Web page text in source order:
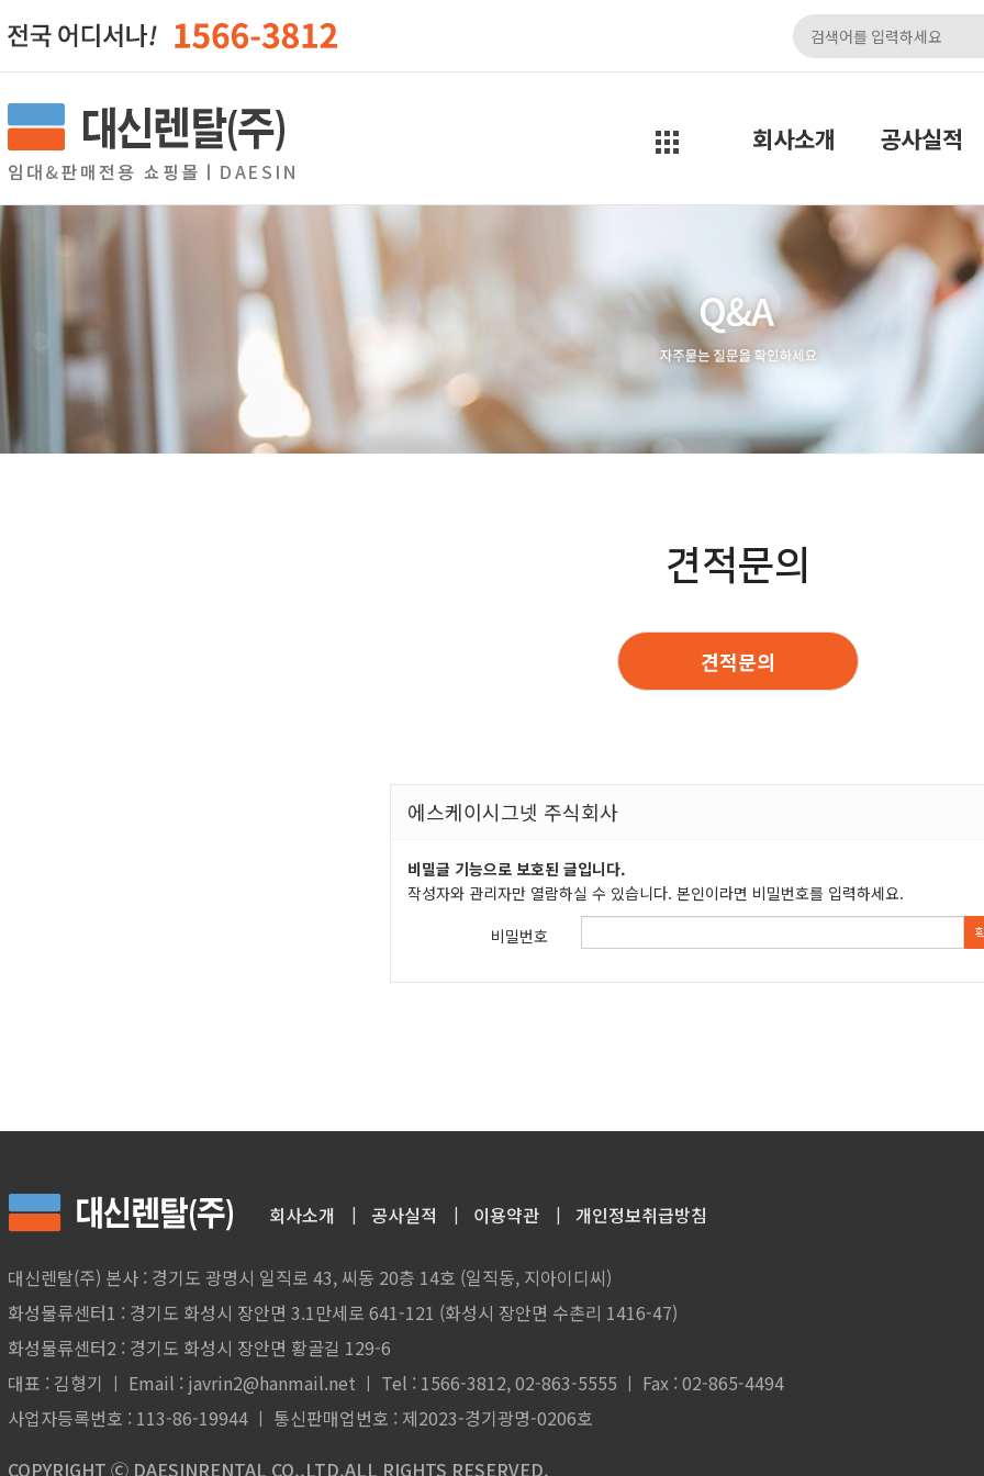
회사소개 공사실적
견적문의
견적문의
에스케이시그넷 주식회사
비밀글 기능으로 보호된 글입니다.
작성자와 관리자만 열람하실 수 있습니다. 본인이라면 비밀번호를 입력하세요.
비밀번호
회사소개 공사실적 이용약관 개인정보취급방침
대신렌탈(주) 본사 : 경기도 광명시 일직로 43, 씨동 20층 14호 (일직동, 지아이디씨)
화성물류센터1 : 경기도 화성시 장안면 3.1만세로 641-121 (화성시 장안면 수촌리 1416-47)
화성물류센터2 : 경기도 화성시 장안면 황골길 129-6
대표 : 김형기 ㅣ Email : javrin2@hanmail.net ㅣ Tel : 1566-3812, 02-863-5555 ㅣ Fax : 02-865-4494
사업자등록번호 : 113-86-19944 ㅣ 통신판매업번호 : 제2023-경기광명-0206호
COPYRIGHT Ⓒ DAESINRENTAL CO.,LTD.ALL RIGHTS RESERVED.